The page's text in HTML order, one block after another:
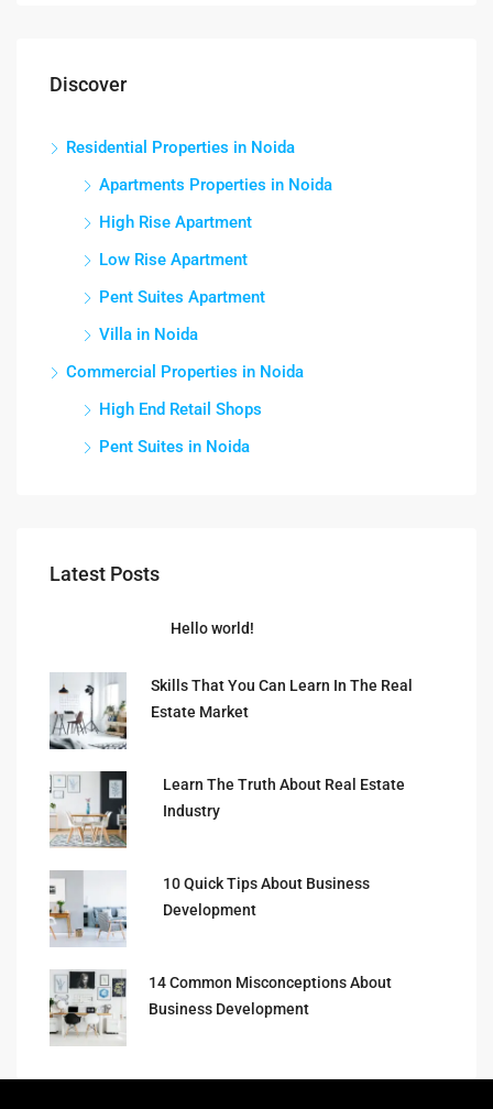
Discover
Residential Properties in Noida
Apartments Properties in Noida
High Rise Apartment
Low Rise Apartment
Pent Suites Apartment
Villa in Noida
Commercial Properties in Noida
High End Retail Shops
Pent Suites in Noida
Latest Posts
Hello world!
Skills That You Can Learn In The Real
Estate Market
Learn The Truth About Real Estate
Industry
10 Quick Tips About Business
Development
14 Common Misconceptions About
Business Development